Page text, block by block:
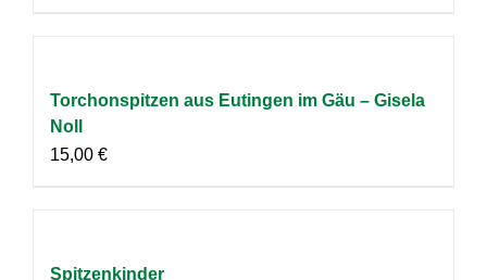
Torchonspitzen aus Eutingen im Gäu – Gisela
Noll
15,00 €
Spitzenkinder